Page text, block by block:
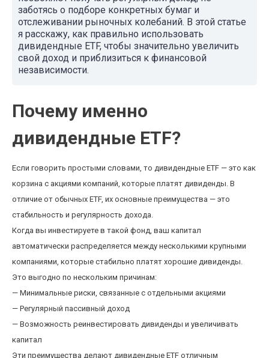
заботясь о подборе конкретных бумаг и
отслеживании рыночных колебаний. В этой статье
я расскажу, как правильно использовать
дивидендные ETF, чтобы значительно увеличить
свой доход и приблизиться к финансовой
независимости.
Почему именно
дивидендные ETF?
Если говорить простыми словами, то дивидендные ETF — это как
корзина с акциями компаний, которые платят дивиденды. В
отличие от обычных ETF, их основные преимущества — это
стабильность и регулярность дохода.
Когда вы инвестируете в такой фонд, ваш капитал
автоматически распределяется между несколькими крупными
компаниями, которые стабильно платят хорошие дивиденды.
Это выгодно по нескольким причинам:
— Минимальные риски, связанные с отдельными акциями
— Регулярный пассивный доход
— Возможность реинвестировать дивиденды и увеличивать
капитал
Эти преимущества делают дивидендные ETF отличным